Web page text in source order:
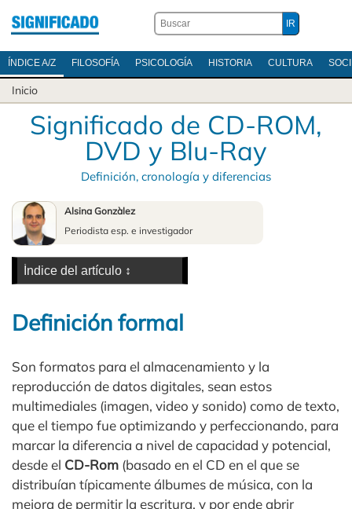
ÍNDICE A/Z FILOSOFÍA PSICOLOGÍA HISTORIA CULTURA
Inicio
Significado de CD-ROM,
DVD y Blu-Ray
Definición, cronología y diferencias
Alsina Gonzàlez
Periodista esp. e investigador
Definición formal
Son formatos para el almacenamiento y la
reproducción de datos digitales, sean estos
multimediales (imagen, video y sonido) como de texto,
que el tiempo fue optimizando y perfeccionando, para
marcar la diferencia a nivel de capacidad y potencial,
desde el CD-Rom (basado en el CD en el que se
distribuían típicamente álbumes de música, con la
mejora de permitir la escritura, y por ende abrir